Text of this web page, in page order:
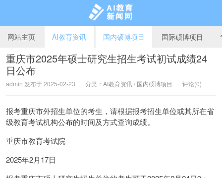
网站主页 AI教育资讯 国内硕博项目 国际硕博项目
重庆市2025年硕士研究生招生考试初试成绩24
日公布
admin 发布于 2025-02-23 分类： AI教育资讯/ 国内硕博项目 评论(0)
报考重庆市外招生单位的考生，请根据报考招生单位或其所在省
级教育考试机构公布的时间及方式查询成绩。
重庆市教育考试院
2025年2月17日